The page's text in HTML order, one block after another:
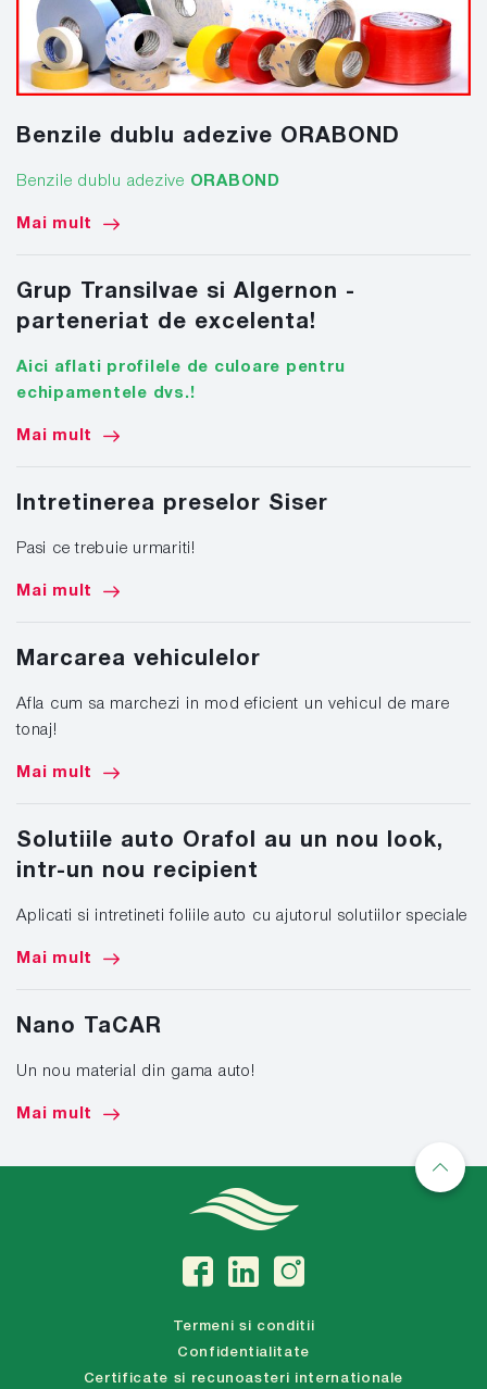
Benzile dublu adezive ORABOND
Benzile dublu adezive ORABOND
Mai mult
Grup Transilvae si Algernon -
parteneriat de excelenta!
Aici aflati profilele de culoare pentru
echipamentele dvs.!
Mai mult
Intretinerea preselor Siser
Pasi ce trebuie urmariti!
Mai mult
Marcarea vehiculelor
Afla cum sa marchezi in mod eficient un vehicul de mare
tonaj!
Mai mult
Solutiile auto Orafol au un nou look,
intr-un nou recipient
Aplicati si intretineti foliile auto cu ajutorul solutiilor speciale
Mai mult
Nano TaCAR
Un nou material din gama auto!
Mai mult
Termeni si conditii
Confidentialitate
Certificate si recunoasteri internationale